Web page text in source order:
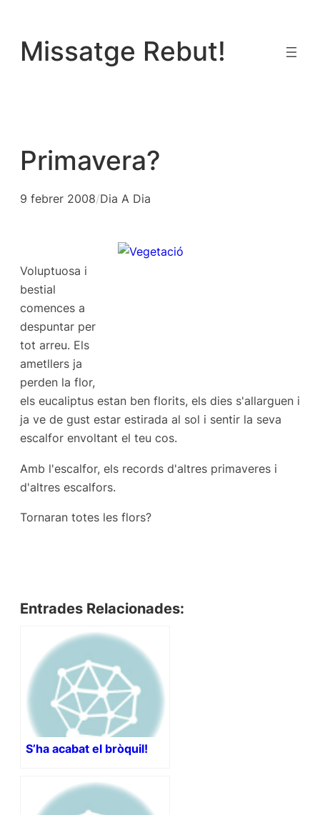
contingut
Missatge Rebut!
Primavera?
9 febrer 2008/Dia A Dia
Voluptuosa i
bestial
comences a
despuntar per
tot arreu. Els
ametllers ja
perden la flor,
els eucaliptus estan ben florits, els dies s'allarguen i
ja ve de gust estar estirada al sol i sentir la seva
escalfor envoltant el teu cos.
Amb l'escalfor, els records d'altres primaveres i
d'altres escalfors.
Tornaran totes les flors?
Entrades Relacionades:
S’ha acabat el bròquil!